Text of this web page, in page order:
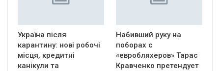
Україна після
карантину: нові робочі
місця, кредитні
канікули та
Набивший руку на
поборах с
«евробляхеров» Тарас
Кравченко претендует